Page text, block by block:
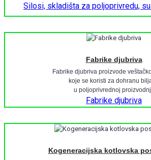
Silosi, skladišta za poljoprivredu,
Fabrike djubriva
Fabrike djubriva proizvode
koje se koristi za dohranu
u poljoprivrednoj
Fabrike djubriva
Kogeneracijska kotlovska